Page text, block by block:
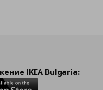
IKEA Bulgaria: